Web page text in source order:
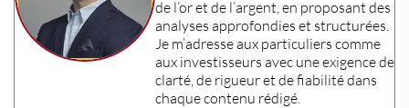
de l’or et de l’argent, en proposant des
analyses approfondies et structurées.
Je m’adresse aux particuliers comme
aux investisseurs avec une exigence de
clarté, de rigueur et de fiabilité dans
chaque contenu rédigé.